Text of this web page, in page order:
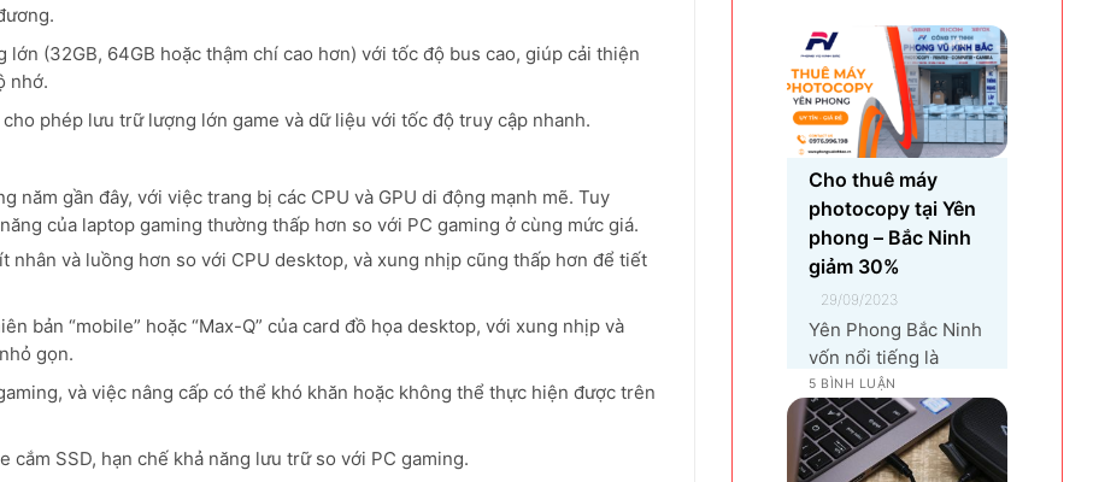
(32GB, 64GB hoặc thậm chí cao hơn) với tốc độ bus cao, giúp cải thiện
nhớ.
phép lưu trữ lượng lớn game và dữ liệu với tốc độ truy cập nhanh.
gần đây, với việc trang bị các CPU và GPU di động mạnh mẽ. Tuy
của laptop gaming thường thấp hơn so với PC gaming ở cùng mức giá.
và luồng hơn so với CPU desktop, và xung nhịp cũng thấp hơn để tiết
bản “mobile” hoặc “Max-Q” của card đồ họa desktop, với xung nhịp và
gọn.
và việc nâng cấp có thể khó khăn hoặc không thể thực hiện được trên
SSD, hạn chế khả năng lưu trữ so với PC gaming.
sử dụng và hiệu suất làm
việc. Nguyên nhân...
Cho thuê máy
photocopy tại Yên
phong – Bắc Ninh
giảm 30%
29/09/2023
Yên Phong Bắc Ninh
vốn nổi tiếng là
chiếc nôi cho các
khu công nghiệp tại
Bắc Ninh. 👉Với sự
góp mặt của tập
5 BÌNH LUẬN